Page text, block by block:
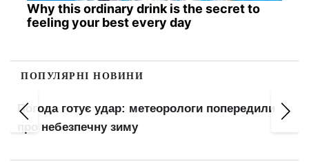
Why this ordinary drink is the secret to
feeling your best every day
ПОПУЛЯРНІ НОВИНИ
Погода готує удар: метеорологи попередили
про небезпечну зиму